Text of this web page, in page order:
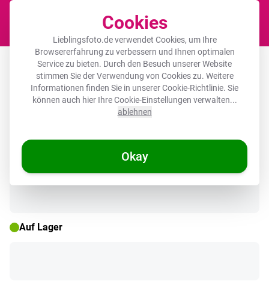
Cookies
Lieblingsfoto.de verwendet Cookies, um Ihre
Browsererfahrung zu verbessern und Ihnen optimalen
Service zu bieten. Durch den Besuch unserer Website
stimmen Sie der Verwendung von Cookies zu. Weitere
Informationen finden Sie in unsererCookie-Richtlinie. Sie
können auch hier Ihre Cookie-Einstellungen verwalten...
ablehnen
Okay
Leinwandbild - Affe - Schimpanse -
Banane - Gelb - Tiere - Krawatte
🌞 SOMMERDEALS
Auf Lager